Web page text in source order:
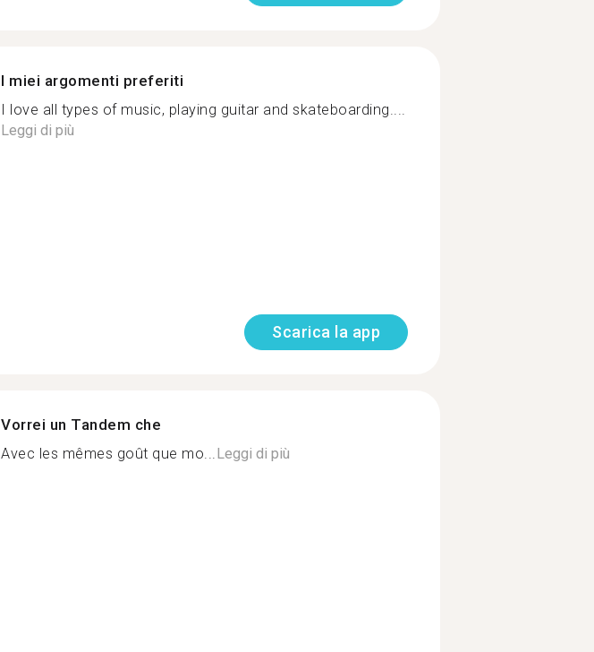
I miei argomenti preferiti
I love all types of music, playing guitar and skateboarding....
Leggi di più
Scarica la app
Vorrei un Tandem che
Avec les mêmes goût que mo...Leggi di più